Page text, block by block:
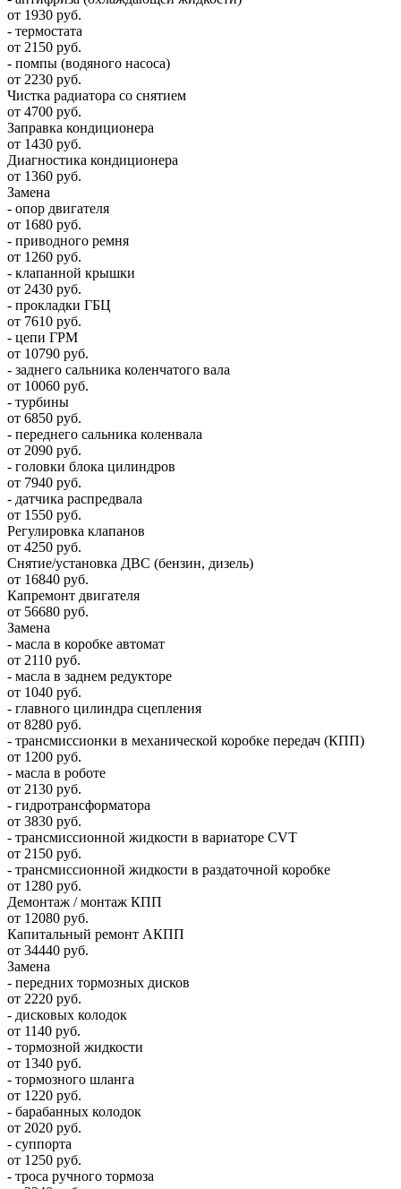
от 1930 руб.
- термостата
от 2150 руб.
- помпы (водяного насоса)
от 2230 руб.
Чистка радиатора со снятием
от 4700 руб.
Заправка кондиционера
от 1430 руб.
Диагностика кондиционера
от 1360 руб.
Замена
- опор двигателя
от 1680 руб.
- приводного ремня
от 1260 руб.
- клапанной крышки
от 2430 руб.
- прокладки ГБЦ
от 7610 руб.
- цепи ГРМ
от 10790 руб.
- заднего сальника коленчатого вала
от 10060 руб.
- турбины
от 6850 руб.
- переднего сальника коленвала
от 2090 руб.
- головки блока цилиндров
от 7940 руб.
- датчика распредвала
от 1550 руб.
Регулировка клапанов
от 4250 руб.
Снятие/установка ДВС (бензин, дизель)
от 16840 руб.
Капремонт двигателя
от 56680 руб.
Замена
- масла в коробке автомат
от 2110 руб.
- масла в заднем редукторе
от 1040 руб.
- главного цилиндра сцепления
от 8280 руб.
- трансмиссионки в механической коробке передач (КПП)
от 1200 руб.
- масла в роботе
от 2130 руб.
- гидротрансформатора
от 3830 руб.
- трансмиссионной жидкости в вариаторе CVT
от 2150 руб.
- трансмиссионной жидкости в раздаточной коробке
от 1280 руб.
Демонтаж / монтаж КПП
от 12080 руб.
Капитальный ремонт АКПП
от 34440 руб.
Замена
- передних тормозных дисков
от 2220 руб.
- дисковых колодок
от 1140 руб.
- тормозной жидкости
от 1340 руб.
- тормозного шланга
от 1220 руб.
- барабанных колодок
от 2020 руб.
- суппорта
от 1250 руб.
- троса ручного тормоза